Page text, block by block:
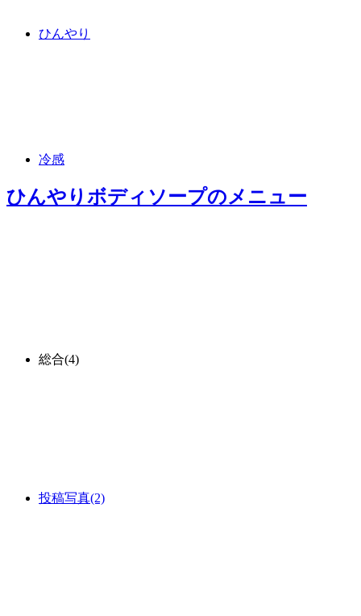
ひんやり
冷感
ひんやりボディソープのメニュー
総合(4)
投稿写真(2)